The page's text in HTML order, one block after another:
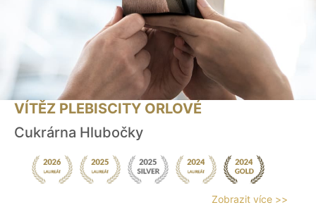
VÍTĚZ PLEBISCITY ORLOVÉ
Cukrárna Hlubočky
Zobrazit více >>